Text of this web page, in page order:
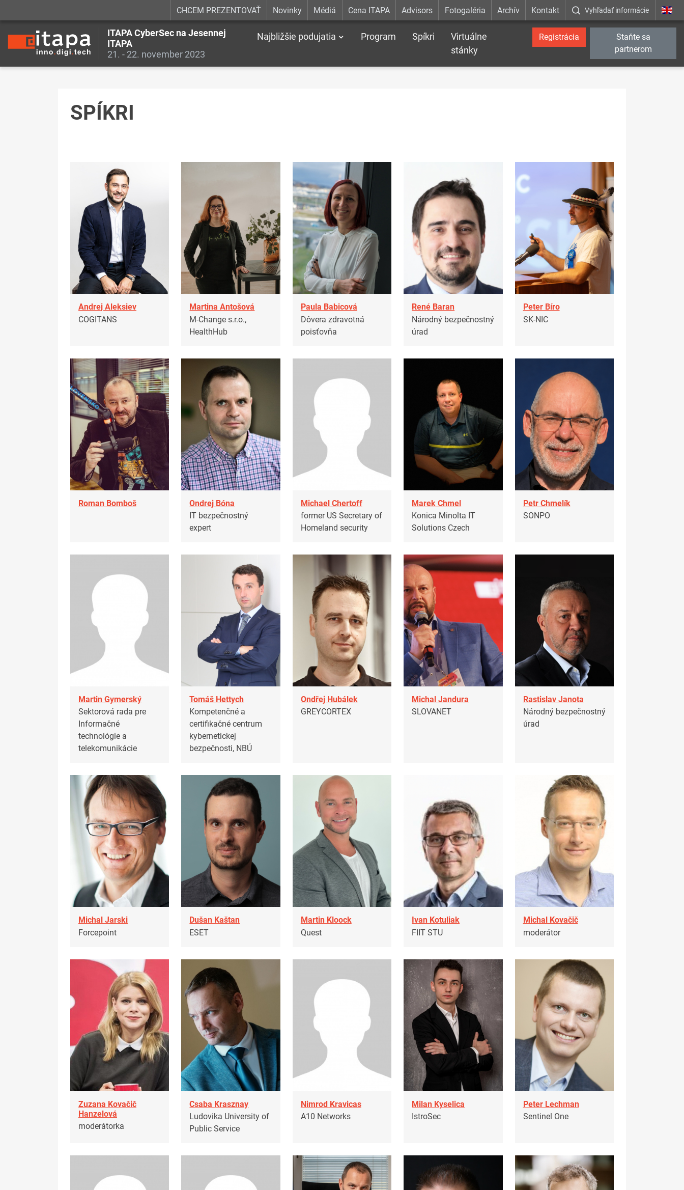
CHCEM PREZENTOVAŤ Novinky Médiá Cena ITAPA Advisors Fotogaléria Archív Kontakt Vyhľadať informácie
ITAPA CyberSec na Jesennej
ITAPA
21. - 22. november 2023
Najbližšie podujatia Program Spíkri
Virtuálne
stánky
Registrácia
Staňte sa
partnerom
SPÍKRI
Andrej Aleksiev
COGITANS
Martina Antošová
M-Change s.r.o.,
HealthHub
Paula Babicová
Dôvera zdravotná
poisťovňa
René Baran
Národný bezpečnostný
úrad
Peter Bíro
SK-NIC
Roman Bomboš
Ondrej Bóna
IT bezpečnostný
expert
Michael Chertoff
former US Secretary of
Homeland security
Marek Chmel
Konica Minolta IT
Solutions Czech
Petr Chmelík
SONPO
Martin Gymerský
Sektorová rada pre
Informačné
technológie a
telekomunikácie
Tomáš Hettych
Kompetenčné a
certifikačné centrum
kybernetickej
bezpečnosti, NBÚ
Ondřej Hubálek
GREYCORTEX
Michal Jandura
SLOVANET
Rastislav Janota
Národný bezpečnostný
úrad
Michal Jarski
Forcepoint
Dušan Kaštan
ESET
Martin Kloock
Quest
Ivan Kotuliak
FIIT STU
Michal Kovačič
moderátor
Zuzana Kovačič
Hanzelová
moderátorka
Csaba Krasznay
Ludovika University of
Public Service
Nimrod Kravicas
A10 Networks
Milan Kyselica
IstroSec
Peter Lechman
Sentinel One